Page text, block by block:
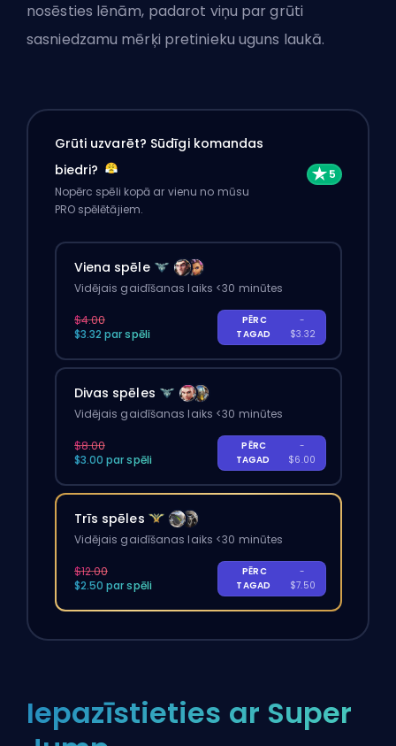
nosēsties lēnām, padarot viņu par grūti
sasniedzamu mērķi pretinieku uguns laukā.
Grūti uzvarēt? Sūdīgi komandas
biedri?
Nopērc spēli kopā ar vienu no mūsu
PRO spēlētājiem.
Viena spēle
Vidējais gaidīšanas laiks <30 minūtes
$4.00
$3.32 par spēli
PĒRC
TAGAD
-
$3.32
Divas spēles
Vidējais gaidīšanas laiks <30 minūtes
$8.00
$3.00 par spēli
PĒRC
TAGAD
-
$6.00
Trīs spēles
Vidējais gaidīšanas laiks <30 minūtes
$12.00
$2.50 par spēli
PĒRC
TAGAD
-
$7.50
Iepazīstieties ar Super